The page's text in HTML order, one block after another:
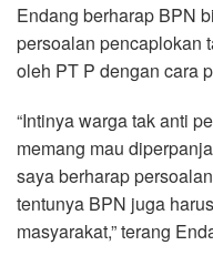
Endang berharap BPN
persoalan pencaplokan
oleh PT P dengan cara
“Intinya warga tak anti
memang mau
saya berharap
tentunya BPN juga
masyarakat,” terang